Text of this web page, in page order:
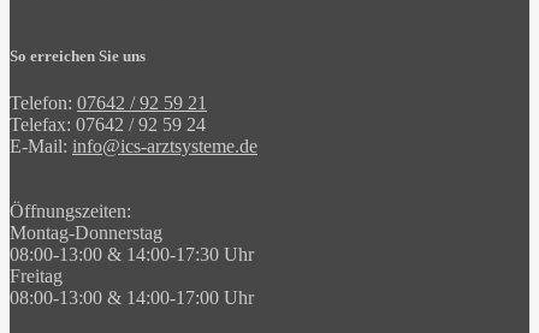
So erreichen Sie uns
Telefon: 07642 / 92 59 21
Telefax: 07642 / 92 59 24
E-Mail: ed.emetsystzra-sci@ofni
Öffnungszeiten:
Montag-Donnerstag
08:00-13:00 & 14:00-17:30 Uhr
Freitag
08:00-13:00 & 14:00-17:00 Uhr